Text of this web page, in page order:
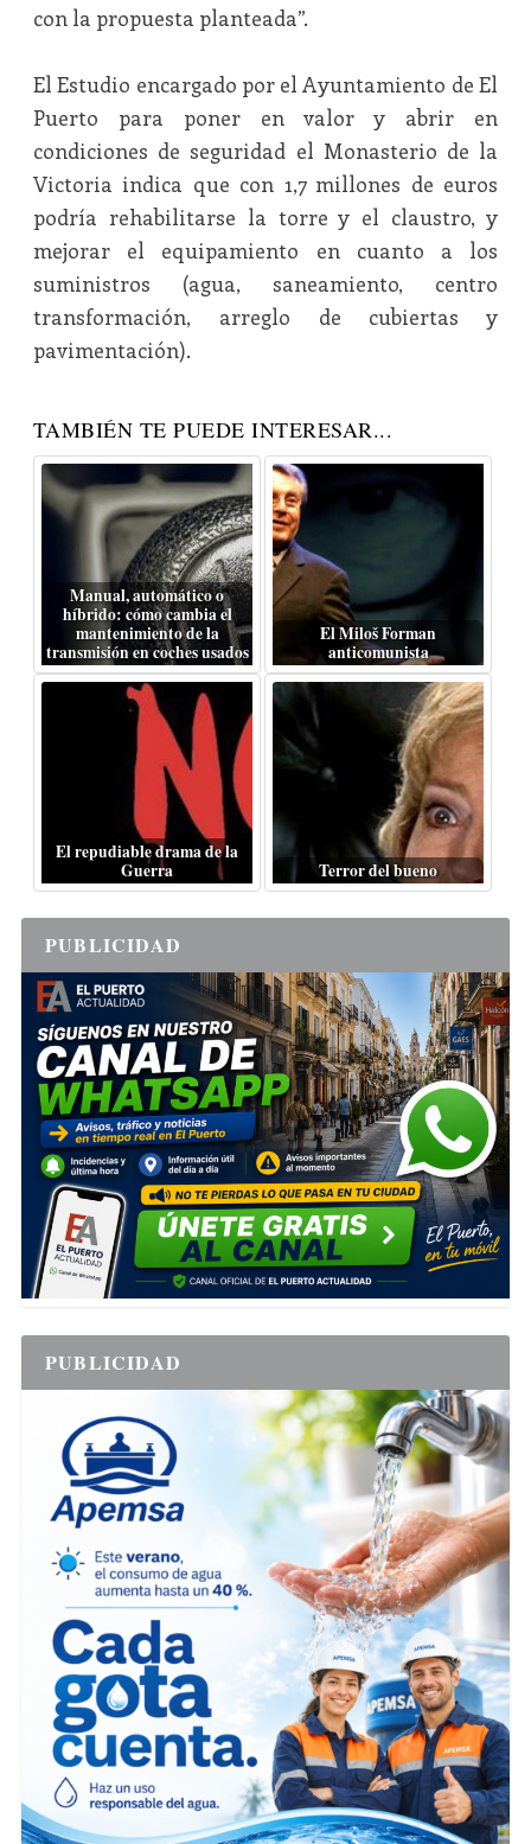
con la propuesta planteada”.
El Estudio encargado por el Ayuntamiento de El
Puerto para poner en valor y abrir en
condiciones de seguridad el Monasterio de la
Victoria indica que con 1,7 millones de euros
podría rehabilitarse la torre y el claustro, y
mejorar el equipamiento en cuanto a los
suministros (agua, saneamiento, centro
transformación, arreglo de cubiertas y
pavimentación).
TAMBIÉN TE PUEDE INTERESAR...
Manual, automático o
híbrido: cómo cambia el
mantenimiento de la
transmisión en coches usados
El Miloš Forman
anticomunista
El repudiable drama de la
Guerra
Terror del bueno
PUBLICIDAD
PUBLICIDAD